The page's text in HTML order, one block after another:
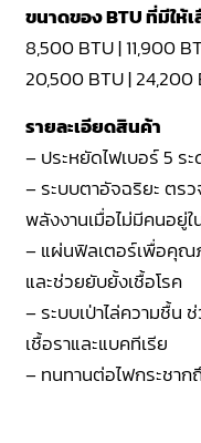
ขนาดของ BTU ที่มีให้
8,500 BTU | 11,900
20,500 BTU | 24,200
รายละเอียดสินค้า
– ประหยัดไฟเบอร์ 5 ร
– ระบบตาอัจฉริยะ ตร
พลังงานเมื่อไม่มีคนอยู่
– แผ่นฟิลเตอร์เพื่อคุณ
และช่วยยับยั้งเชื้อโรค
– ระบบเป่าไล่ความชื้น
เชื้อราและแบคทีเรีย
– ทนทานต่อไฟกระชาก